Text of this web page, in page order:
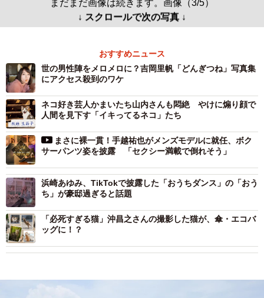
まだまだ画像は続きます。画像（3/5）
↓ スクロールで次の写真 ↓
おすすめニュース
世の男性陣をメロメロに？吉岡里帆「どんぎつね」写真集
にアクセス殺到のワケ
ネコ好き芸人かまいたち山内さんも悶絶 やけに煽り顔で
人間を見下す「イキってるネコ」たち
まさに裸一貫！手越祐也がメンズモデルに就任、ボク
サーパンツ姿を披露 「セクシー満載で倒れそう」
浜崎あゆみ、TikTokで披露した「おうちダンス」の「おう
ち」が豪邸過ぎると話題
「必死すぎる猫」沖昌之さんの撮影した猫が、傘・エコバ
ッグに！？